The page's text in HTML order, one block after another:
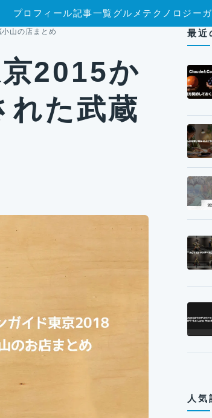
プロフィール記事一覧グルメ テクノロジー
山の店まとめ
2015か
れた武蔵
最近
人気